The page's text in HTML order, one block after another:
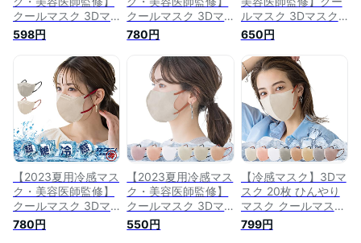
ク くちばし マスク
使い捨て 小顔 チー
クマスク おしゃれ
耳が痛くならない 小
顔マスク 曇らない
(3D冷感-ヘーゼルナ
ッツ)
おしゃれ 耳が痛くな
らない 小顔マスク
曇らない (接触冷
感・20枚, グレージ
ュ)
クールマスク 3Dマ
スク ひんやりマスク
涼しいマスク 立体マ
スク 20枚(10枚×2パ
ック) 【流行りのバ
イカラー】【カケン
テスト済】涼しいマ
スク 瞬間冷感 超絶
冷感 3Dマスク 立体
マスク 顔にフィット
3D マスク 不織布 立
体 不織布マスク 血
色マスク カラーマス
ク くちばし マスク
使い捨て 小顔 チー
クマスク おしゃれ
598円
クールマスク 3Dマ
スク ひんやりマスク
涼しいマスク 立体マ
スク 20枚(10枚×2パ
ック) 【流行りのバ
イカラー】【カケン
テスト済】涼しいマ
スク 瞬間冷感 超絶
冷感 3Dマスク 立体
マスク 顔にフィット
3D マスク 不織布 立
体 不織布マスク 血
色マスク カラーマス
ク くちばし マスク
使い捨て 小顔 チー
クマスク おしゃれ
780円
ルマスク 3Dマスク
接触冷感マスク ひん
やりマスク 涼しいマ
スク 立体マスク 20
枚(10枚×2パック) 涼
しいマスク 瞬間冷感
超絶冷感 3Dマスク
立体マスク 3D マス
ク 不織布 立体 不織
布マスク 血色マスク
カラーマスク くちば
し マスク 使い捨て
小顔 チークマスク
おしゃれ 耳が痛くな
らない 小顔マスク
曇らない (接触冷
650円
【2023夏用冷感マス
ク・美容医師監修】
クールマスク 3Dマ
スク ひんやりマスク
涼しいマスク 立体マ
780円
【2023夏用冷感マス
ク・美容医師監修】
クールマスク 3Dマ
スク ひんやりマスク
涼しいマスク 立体マ
550円
【冷感マスク】3Dマ
スク 20枚 ひんやり
マスク クールマスク
立体マスク クールマ
スク ひんやりマスク
799円